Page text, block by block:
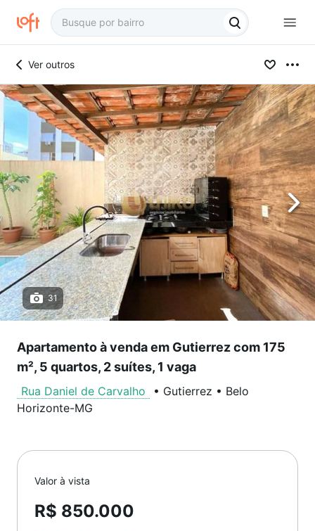
Ver outros
31
Apartamento à venda em Gutierrez com 175
m², 5 quartos, 2 suítes, 1 vaga
Rua Daniel de Carvalho • Gutierrez • Belo
Horizonte-MG
Valor à vista
R$ 850.000